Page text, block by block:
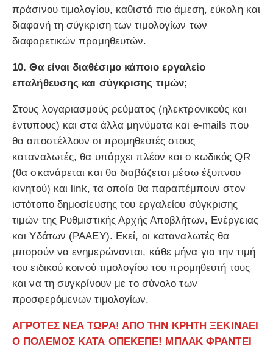
πράσινου τιμολογίου, καθιστά πιο άμεση, εύκολη και
διαφανή τη σύγκριση των τιμολογίων των
διαφορετικών προμηθευτών.
10. Θα είναι διαθέσιμο κάποιο εργαλείο
επαλήθευσης και σύγκρισης τιμών;
Στους λογαριασμούς ρεύματος (ηλεκτρονικούς και
έντυπους) και στα άλλα μηνύματα και e-mails που
θα αποστέλλουν οι προμηθευτές στους
καταναλωτές, θα υπάρχει πλέον και ο κωδικός QR
(θα σκανάρεται και θα διαβάζεται μέσω έξυπνου
κινητού) και link, τα οποία θα παραπέμπουν στον
ιστότοπο δημοσίευσης του εργαλείου σύγκρισης
τιμών της Ρυθμιστικής Αρχής Αποβλήτων, Ενέργειας
και Υδάτων (ΡΑΑΕΥ). Εκεί, οι καταναλωτές θα
μπορούν να ενημερώνονται, κάθε μήνα για την τιμή
του ειδικού κοινού τιμολογίου του προμηθευτή τους
και να τη συγκρίνουν με το σύνολο των
προσφερόμενων τιμολογίων.
ΑΓΡΟΤΕΣ ΝΕΑ ΤΩΡΑ! ΑΠΟ ΤΗΝ ΚΡΗΤΗ ΞΕΚΙΝΑΕΙ
Ο ΠΟΛΕΜΟΣ ΚΑΤΑ ΟΠΕΚΕΠΕ! ΜΠΛΑΚ ΦΡΑΝΤΕΙ